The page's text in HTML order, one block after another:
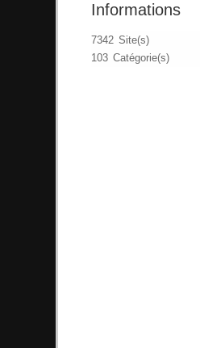
Informations
7342 Site(s)
103 Catégorie(s)